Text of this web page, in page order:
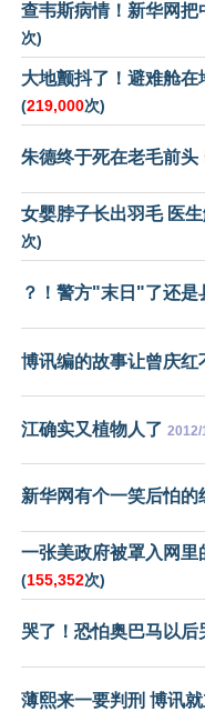
查韦斯病情！新华网把
次)
大地颤抖了！避难舱在
(219,000次)
朱德终于死在老毛前头
女婴脖子长出羽毛 医
次)
？！警方"末日"了还是
博讯编的故事让曾庆红
江确实又植物人了 2012/
新华网有个一笑后怕的
一张美政府被罩入网里
(155,352次)
哭了！恐怕奥巴马以后
薄熙来一要判刑 博讯